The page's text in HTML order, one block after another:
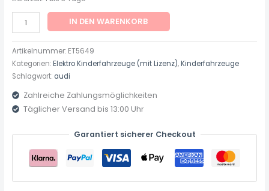
IN DEN WARENKORB
Artikelnummer: ET5649
Kategorien:Elektro Kinderfahrzeuge (mit Lizenz),Kinderfahrzeuge
Schlagwort: audi
Zahlreiche Zahlungsmöglichkeiten
Täglicher Versand bis 13:00 Uhr
Garantiert sicherer Checkout